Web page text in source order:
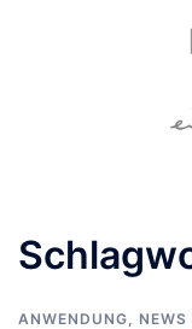
ANWENDUNG, NEWS